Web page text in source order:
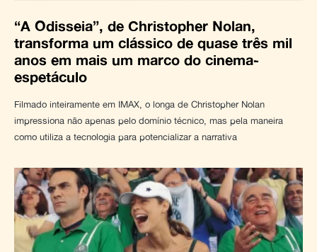
“A Odisseia”, de Christopher Nolan,
transforma um clássico de quase três mil
anos em mais um marco do cinema-
espetáculo
Filmado inteiramente em IMAX, o longa de Christopher Nolan
impressiona não apenas pelo domínio técnico, mas pela maneira
como utiliza a tecnologia para potencializar a narrativa